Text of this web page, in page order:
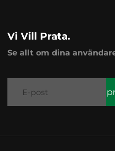
Vi Vill Prata.
Se allt om dina